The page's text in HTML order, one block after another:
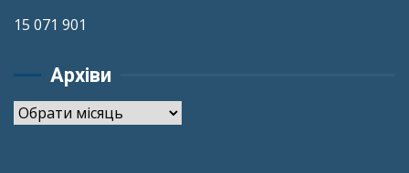
15 071 901
Архіви
Архіви